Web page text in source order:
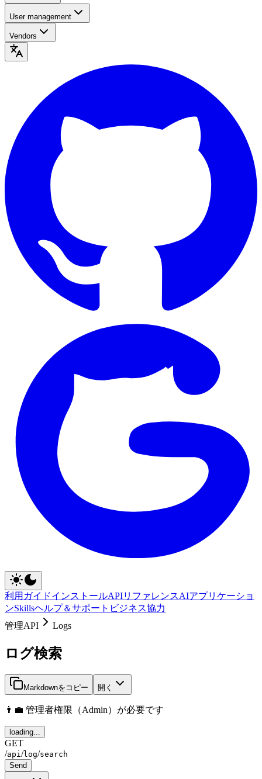
User management
Vendors
利用ガイドインストールAPIリファレンスAIアプリケーショ
ンSkillsヘルプ＆サポート ビジネス協力
管理API
Logs
ログ検索
Markdownをコピー 開く
👨‍💼 管理者権限（Admin）が必要です
loading...
GET
/api /log/search
Send